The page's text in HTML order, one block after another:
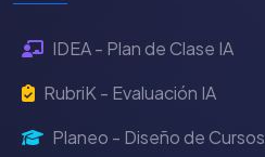
IDEA - Plan de Clase IA
RubriK - Evaluación IA
Planeo - Diseño de Cursos